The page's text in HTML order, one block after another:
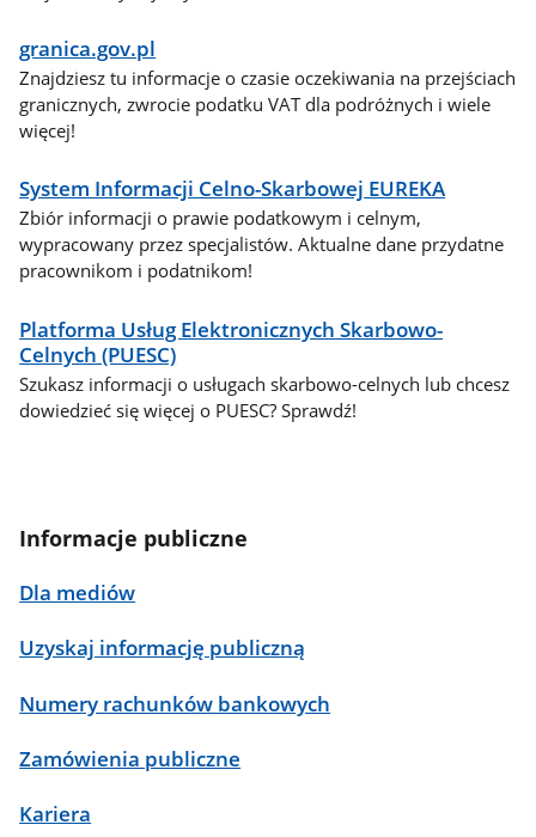
granica.gov.pl
Znajdziesz tu informacje o czasie oczekiwania na przejściach
granicznych, zwrocie podatku VAT dla podróżnych i wiele
więcej!
System Informacji Celno-Skarbowej EUREKA
Zbiór informacji o prawie podatkowym i celnym,
wypracowany przez specjalistów. Aktualne dane przydatne
pracownikom i podatnikom!
Platforma Usług Elektronicznych Skarbowo-
Celnych (PUESC)
Szukasz informacji o usługach skarbowo-celnych lub chcesz
dowiedzieć się więcej o PUESC? Sprawdź!
Informacje publiczne
Dla mediów
Uzyskaj informację publiczną
Numery rachunków bankowych
Zamówienia publiczne
Kariera